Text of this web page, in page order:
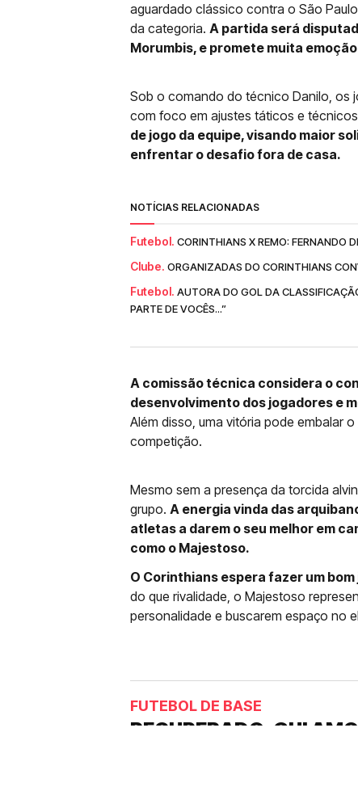
aguardado clássico contra o São
da categoria. A partida será
Morumbis, e promete muita
Sob o comando do técnico Danilo, os
com foco em ajustes táticos e
de jogo da equipe, visando maior
enfrentar o desafio fora de casa.
NOTÍCIAS RELACIONADAS
Futebol. CORINTHIANS X REMO: FERNANDO
Clube. ORGANIZADAS DO CORINTHIANS
Futebol. AUTORA DO GOL DA
PARTE DE VOCÊS...”
A comissão técnica considera o
desenvolvimento dos jogadores e
Além disso, uma vitória pode embalar o
competição.
Mesmo sem a presença da torcida
grupo. A energia vinda das
atletas a darem o seu melhor em
como o Majestoso.
O Corinthians espera fazer um
do que rivalidade, o Majestoso
personalidade e buscarem espaço no
FUTEBOL DE BASE
RECUPERADO, GUI